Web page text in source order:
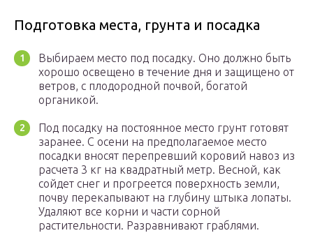
Подготовка места, грунта и посадка
Выбираем место под посадку. Оно должно быть
хорошо освещено в течение дня и защищено от
ветров, с плодородной почвой, богатой
органикой.
Под посадку на постоянное место грунт готовят
заранее. С осени на предполагаемое место
посадки вносят перепревший коровий навоз из
расчета 3 кг на квадратный метр. Весной, как
сойдет снег и прогреется поверхность земли,
почву перекапывают на глубину штыка лопаты.
Удаляют все корни и части сорной
растительности. Разравнивают граблями.